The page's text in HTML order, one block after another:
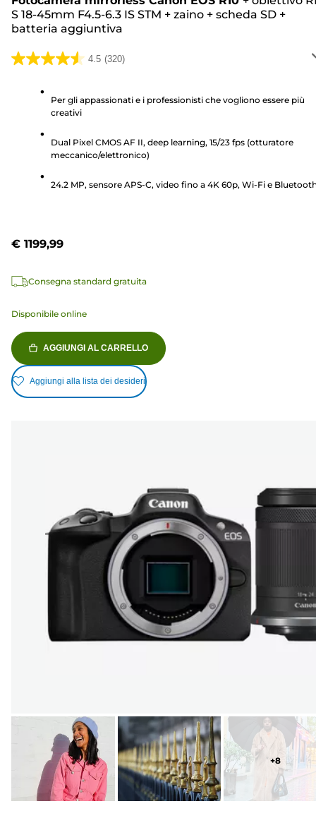
S 18-45mm F4.5-6.3 IS STM + zaino + scheda SD +
batteria aggiuntiva
4.5 (320)
4.5
recensioni
Per gli appassionati e i professionisti che vogliono essere più
creativi
Dual Pixel CMOS AF II, deep learning, 15/23 fps (otturatore
meccanico/elettronico)
24.2 MP, sensore APS-C, video fino a 4K 60p, Wi-Fi e
€ 1199,99
Consegna standard gratuita
Disponibile online
AGGIUNGI AL CARRELLO
Aggiungi alla lista dei desideri
+8